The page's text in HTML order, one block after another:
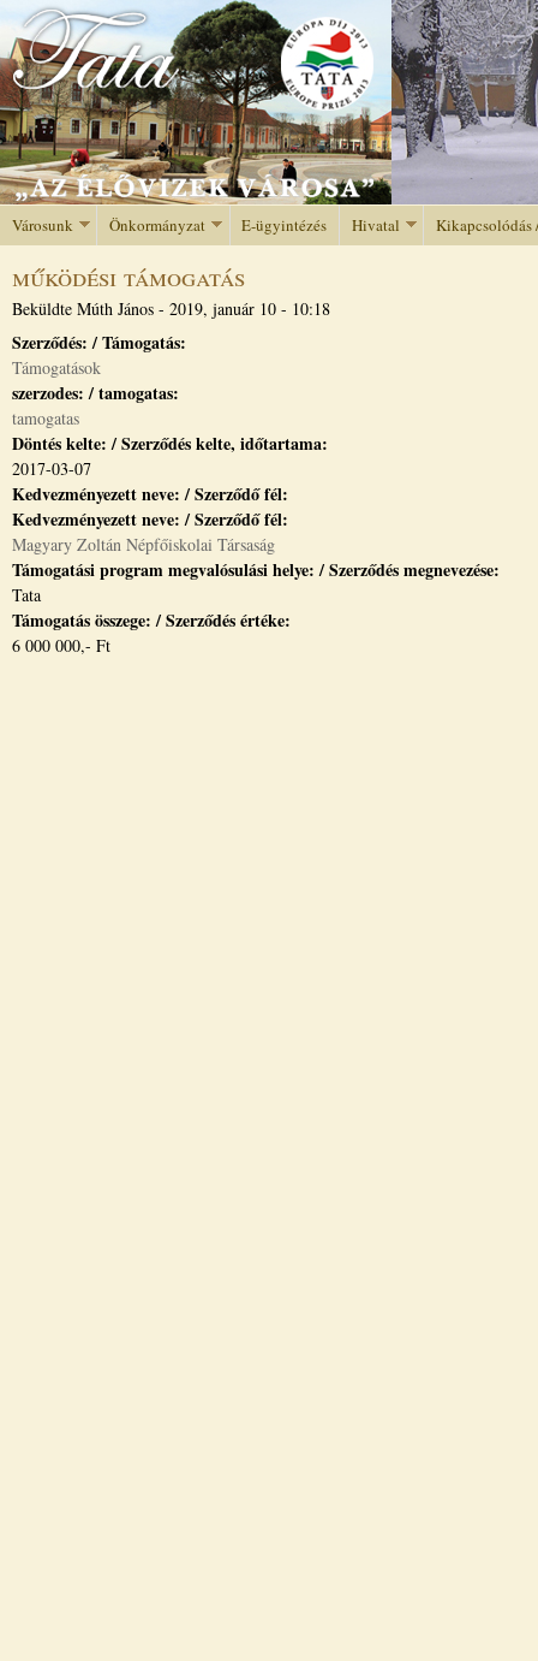
Jump to navigation
Városunk Önkormányzat E-ügyintézés Hivatal Kikapcsolódás
működési támogatás
Beküldte Múth János - 2019, január 10 - 10:18
Szerződés: / Támogatás:
Támogatások
szerzodes: / tamogatas:
tamogatas
Döntés kelte: / Szerződés kelte, időtartama:
2017-03-07
Kedvezményezett neve: / Szerződő fél:
Kedvezményezett neve: / Szerződő fél:
Magyary Zoltán Népfőiskolai Társaság
Támogatási program megvalósulási helye: / Szerződés megnevezése:
Tata
Támogatás összege: / Szerződés értéke:
6 000 000,- Ft